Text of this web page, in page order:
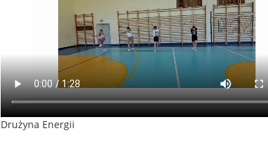
Drużyna Energii